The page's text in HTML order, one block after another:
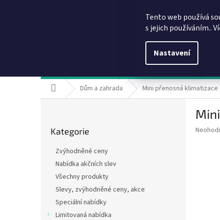
Tento web používá
s jejich používáním..
Nastavení
Domů Dům a zahrada Mini přenosná
kategorie
Kategorie
Zvýhodněné ceny
Nabídka akčních slev
Všechny produkty
Slevy, zvýhodněné ceny, akce
Speciální nabídky
Limitovaná nabídka